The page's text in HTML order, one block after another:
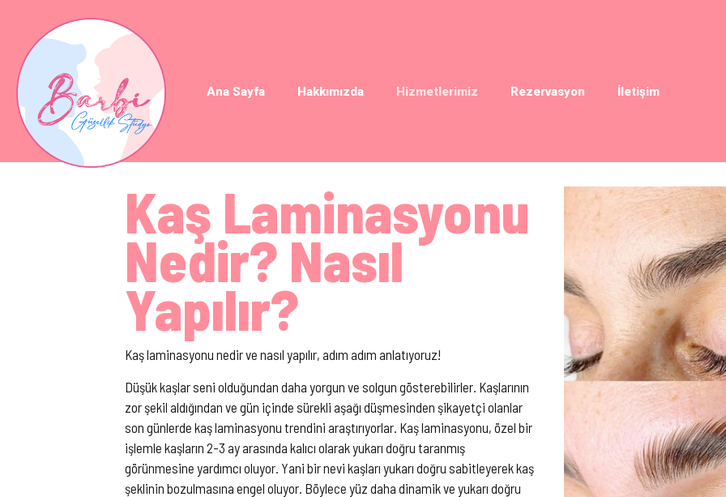
Ana Sayfa Hakkımızda Hizmetlerimiz Rezervasyon İletişim
Kaş Laminasyonu
Nedir? Nasıl
Yapılır?
Kaş laminasyonu nedir ve nasıl yapılır, adım adım anlatıyoruz!
Düşük kaşlar seni olduğundan daha yorgun ve solgun gösterebilirler. Kaşlarının
zor şekil aldığından ve gün içinde sürekli aşağı düşmesinden şikayetçi olanlar
son günlerde kaş laminasyonu trendini araştırıyorlar. Kaş laminasyonu, özel bir
işlemle kaşların 2-3 ay arasında kalıcı olarak yukarı doğru taranmış
görünmesine yardımcı oluyor. Yani bir nevi kaşları yukarı doğru sabitleyerek kaş
şeklinin bozulmasına engel oluyor. Böylece yüz daha dinamik ve yukarı doğru